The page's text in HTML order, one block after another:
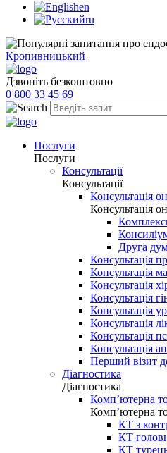
en
ru
Кропивницький
Дзвоніть безкоштовно
0 800 33 45 69
Послуги
Послуги
Консультації
Консультації
Консультація
Консультація
Друга
Консультація
Консультація
Консультація
Консультація
Консультація
Консультація
Консультація
Консультація
Перший візит
Діагностика
Діагностика
Комп’ютерна
Комп’ютерна
КТ з
КТ
КТ